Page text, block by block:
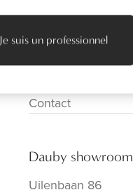
Réalisations
Distributeurs
Contact
Dauby showroom
Uilenbaan 86
Je suis un professionnel